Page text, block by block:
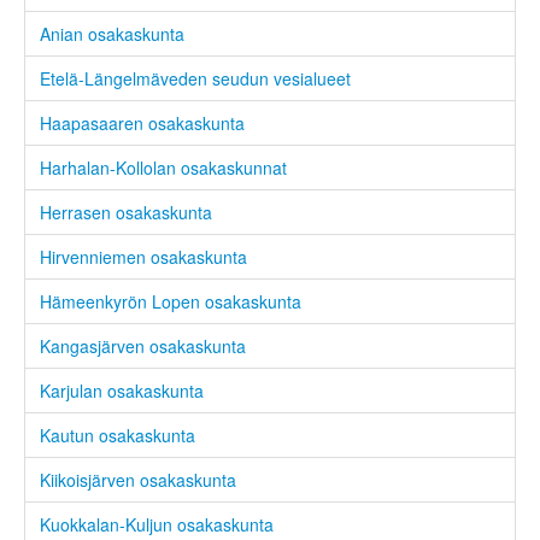
Anian osakaskunta
Etelä-Längelmäveden seudun vesialueet
Haapasaaren osakaskunta
Harhalan-Kollolan osakaskunnat
Herrasen osakaskunta
Hirvenniemen osakaskunta
Hämeenkyrön Lopen osakaskunta
Kangasjärven osakaskunta
Karjulan osakaskunta
Kautun osakaskunta
Kiikoisjärven osakaskunta
Kuokkalan-Kuljun osakaskunta